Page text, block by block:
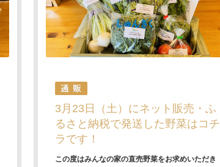
3月23日（土）にネット販売・ふ
るさと納税で発送した野菜はコチ
ラです！
この度はみんなの家の直売野菜をお求めいただき